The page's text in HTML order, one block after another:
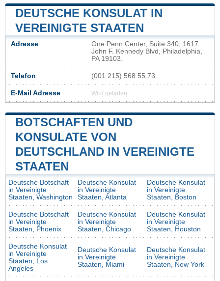
DEUTSCHE KONSULAT IN
VEREINIGTE STAATEN
Adresse
One Penn Center, Suite 340, 1617
John F. Kennedy Blvd, Philadelphia,
PA 19103.
Telefon (001 215) 568 55 73
E-Mail Adresse Wird geladen...
BOTSCHAFTEN UND
KONSULATE VON
DEUTSCHLAND IN VEREINIGTE
STAATEN
Deutsche Botschaft
in Vereinigte
Staaten, Washington
Deutsche Konsulat
in Vereinigte
Staaten, Atlanta
Deutsche Konsulat
in Vereinigte
Staaten, Boston
Deutsche Botschaft
in Vereinigte
Staaten, Phoenix
Deutsche Konsulat
in Vereinigte
Staaten, Chicago
Deutsche Konsulat
in Vereinigte
Staaten, Houston
Deutsche Konsulat
in Vereinigte
Staaten, Los
Angeles
Deutsche Konsulat
in Vereinigte
Staaten, Miami
Deutsche Konsulat
in Vereinigte
Staaten, New York